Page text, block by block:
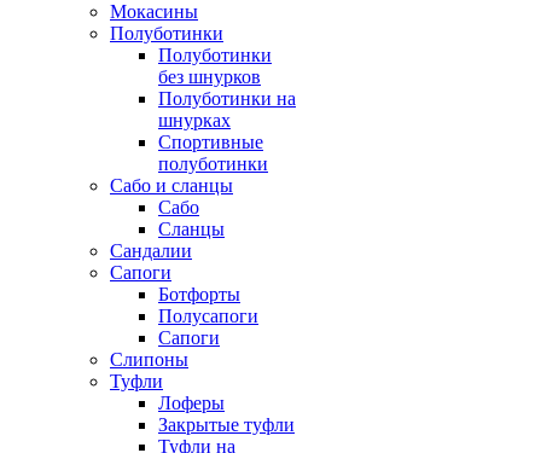
Мокасины
Полуботинки
Полуботинки
без шнурков
Полуботинки на
шнурках
Спортивные
полуботинки
Сабо и сланцы
Сабо
Сланцы
Сандалии
Сапоги
Ботфорты
Полусапоги
Сапоги
Слипоны
Туфли
Лоферы
Закрытые туфли
Туфли на